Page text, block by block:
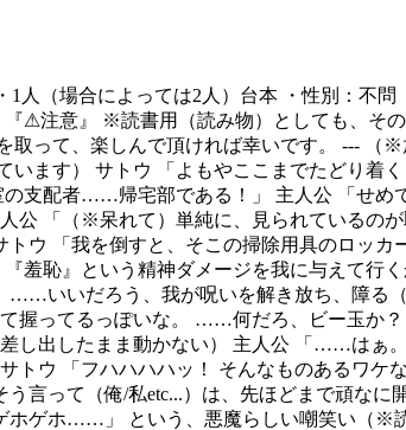
1人（場合によっては2人）台本 ・性別：不
『⚠注意』 ※読書用（読み物）としても、
取って、楽しんで頂ければ幸いです。 ---
います） サトウ 「よもやここまでたどり
支配者……帰宅部である！」 主人公 「せめ
「（※呆れて）単純に、見られているの
ウ 「我を倒すと、そこの掃除用具のロッカ
羞恥』という精神ダメージを我に与えて
いいだろう、我が呪いを解き放ち、障る
ってるっぽいな。 ……何だろ、ビー玉か
出したまま動かない） 主人公 「……はぁ
トウ 「フハハハハッ！ そんなものあるワ
って（俺/私etc...）は、先ほどまで頑なに
ホゲホ……」 という、悪魔らしい嘲笑い（